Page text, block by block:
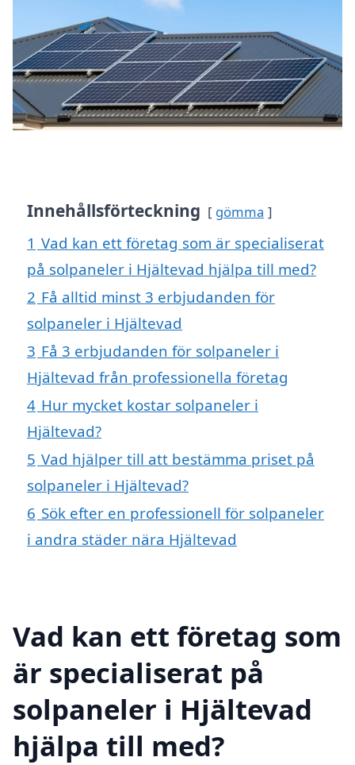
Innehållsförteckning gömma
1 Vad kan ett företag som är specialiserat
på solpaneler i Hjältevad hjälpa till med?
2 Få alltid minst 3 erbjudanden för
solpaneler i Hjältevad
3 Få 3 erbjudanden för solpaneler i
Hjältevad från professionella företag
4 Hur mycket kostar solpaneler i
Hjältevad?
5 Vad hjälper till att bestämma priset på
solpaneler i Hjältevad?
6 Sök efter en professionell för solpaneler
i andra städer nära Hjältevad
Vad kan ett företag som
är specialiserat på
solpaneler i Hjältevad
hjälpa till med?